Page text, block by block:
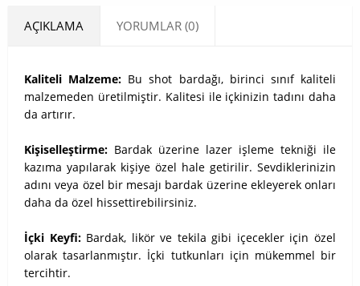
AÇIKLAMA YORUMLAR (0)
Kaliteli Malzeme: Bu shot bardağı, birinci sınıf kaliteli
malzemeden üretilmiştir. Kalitesi ile içkinizin tadını daha
da artırır.
Kişiselleştirme: Bardak üzerine lazer işleme tekniği ile
kazıma yapılarak kişiye özel hale getirilir. Sevdiklerinizin
adını veya özel bir mesajı bardak üzerine ekleyerek onları
daha da özel hissettirebilirsiniz.
İçki Keyfi:Bardak, likör ve tekila gibi içecekler için özel
olarak tasarlanmıştır. İçki tutkunları için mükemmel bir
tercihtir.